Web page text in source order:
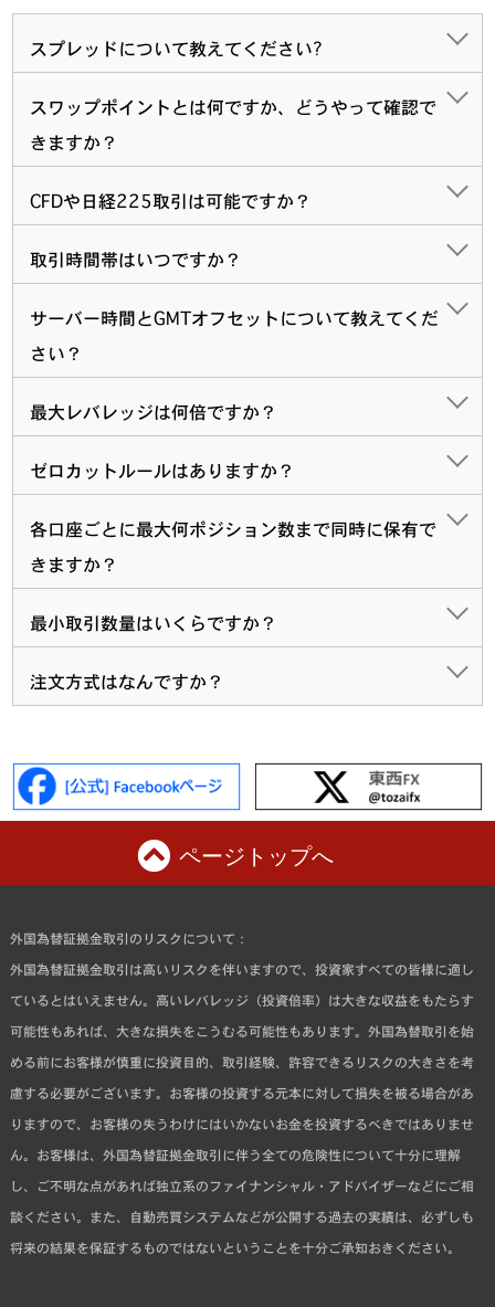
スプレッドについて教えてください?
スワップポイントとは何ですか、どうやって確認で
きますか？
CFDや日経225取引は可能ですか？
取引時間帯はいつですか？
サーバー時間とGMTオフセットについて教えてくだ
さい？
最大レバレッジは何倍ですか？
ゼロカットルールはありますか？
各口座ごとに最大何ポジション数まで同時に保有で
きますか？
最小取引数量はいくらですか？
注文方式はなんですか？
ページトップへ
外国為替証拠金取引のリスクについて：
外国為替証拠金取引は高いリスクを伴いますので、投資家すべての皆様に適し
ているとはいえません。高いレバレッジ（投資倍率）は大きな収益をもたらす
可能性もあれば、大きな損失をこうむる可能性もあります。外国為替取引を始
める前にお客様が慎重に投資目的、取引経験、許容できるリスクの大きさを考
慮する必要がございます。お客様の投資する元本に対して損失を被る場合があ
りますので、お客様の失うわけにはいかないお金を投資するべきではありませ
ん。お客様は、外国為替証拠金取引に伴う全ての危険性について十分に理解
し、ご不明な点があれば独立系のファイナンシャル・アドバイザーなどにご相
談ください。また、自動売買システムなどが公開する過去の実績は、必ずしも
将来の結果を保証するものではないということを十分ご承知おきください。